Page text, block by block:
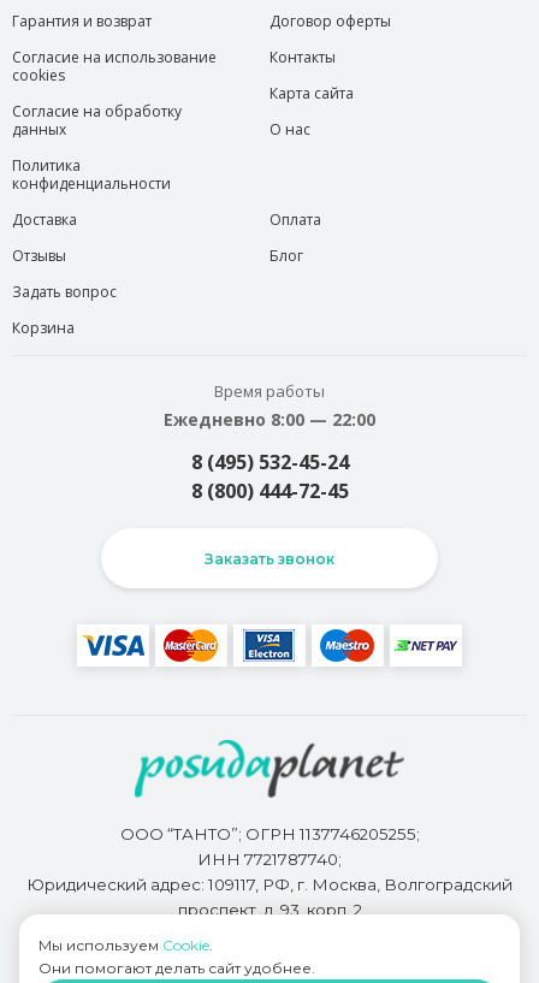
Гарантия и возврат
Согласие на использование
cookies
Согласие на обработку
данных
Политика
конфиденциальности
Договор оферты
Контакты
Карта сайта
О нас
Доставка
Отзывы
Задать вопрос
Корзина
Оплата
Блог
Время работы
Ежедневно 8:00 — 22:00
8 (495) 532-45-24
8 (800) 444-72-45
Заказать звонок
ООО “ТАНТО”; ОГРН 1137746205255;
ИНН 7721787740;
Юридический адрес: 109117, РФ, г. Москва, Волгоградский
проспект, д. 93, корп. 2
Разработкой сайта занимается
Мы используем Cookie.
Они помогают делать сайт удобнее.